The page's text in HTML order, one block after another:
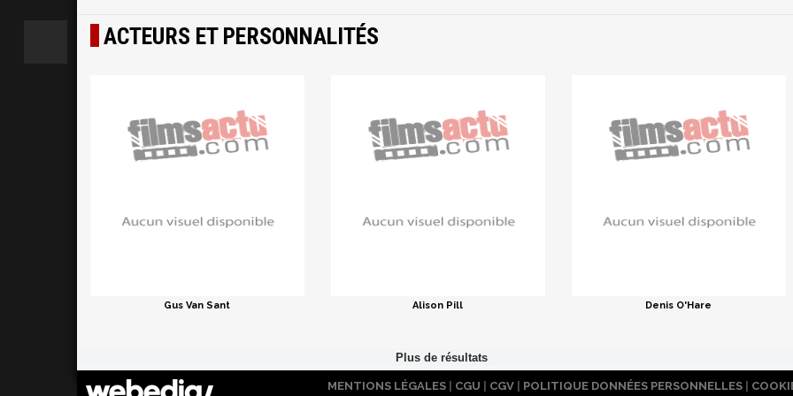
ACTEURS ET PERSONNALITÉS
Gus Van Sant Alison Pill Denis O'Hare
MENTIONS LÉGALES CGU CGV POLITIQUE DONNÉES PERSONNELLES